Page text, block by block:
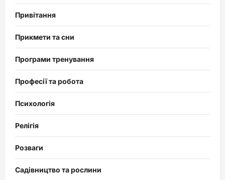
Привітання
Прикмети та сни
Програми тренування
Професії та робота
Психологія
Релігія
Розваги
Садівництво та рослини